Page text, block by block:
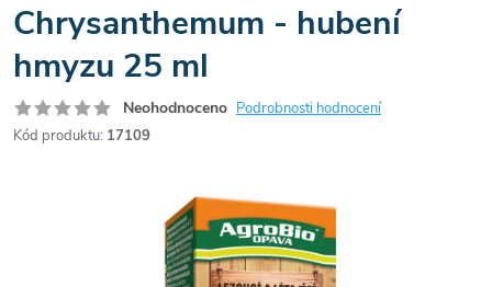
Chrysanthemum - hubení
hmyzu 25 ml
Neohodnoceno Podrobnosti hodnocení
Kód produktu: 17109